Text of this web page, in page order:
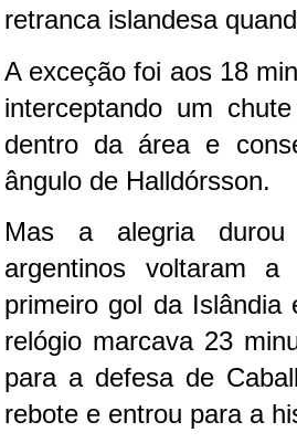
retranca islandesa
A exceção foi aos 18
interceptando um
dentro da área e
ângulo de Halldórsson.
Mas a alegria
argentinos voltaram
primeiro gol da
relógio marcava 23
para a defesa de
rebote e entrou para a